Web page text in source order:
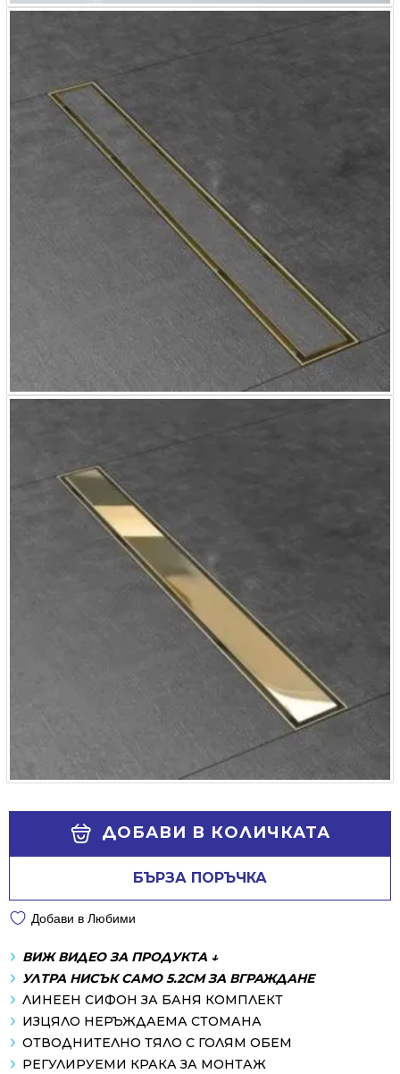
ДОБАВИ В КОЛИЧКАТА
БЪРЗА ПОРЪЧКА
Добави в Любими
ВИЖ ВИДЕО ЗА ПРОДУКТА ↓
УЛТРА НИСЪК САМО 5.2СМ ЗА ВГРАЖДАНЕ
ЛИНЕЕН СИФОН ЗА БАНЯ КОМПЛЕКТ
ИЗЦЯЛО НЕРЪЖДАЕМА СТОМАНА
ОТВОДНИТЕЛНО ТЯЛО С ГОЛЯМ ОБЕМ
РЕГУЛИРУЕМИ КРАКА ЗА МОНТАЖ